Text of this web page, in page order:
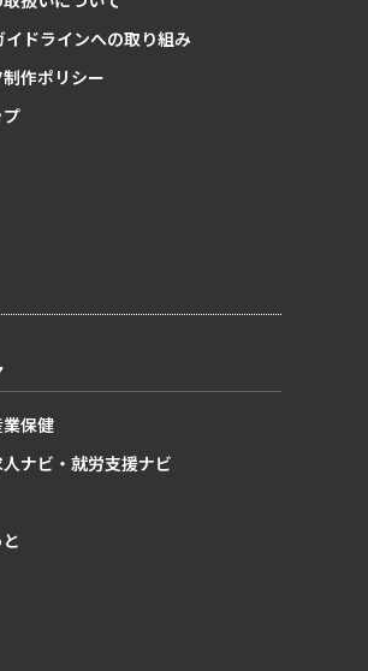
イドラインへの取り組み
作ポリシー
業保健
ナビ・就労支援ナビ